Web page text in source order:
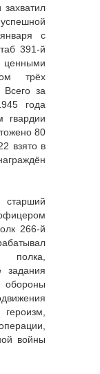
с
391-й
трёх
за
года
гвардии
80
взято в
266-й
полка,
задания
войны